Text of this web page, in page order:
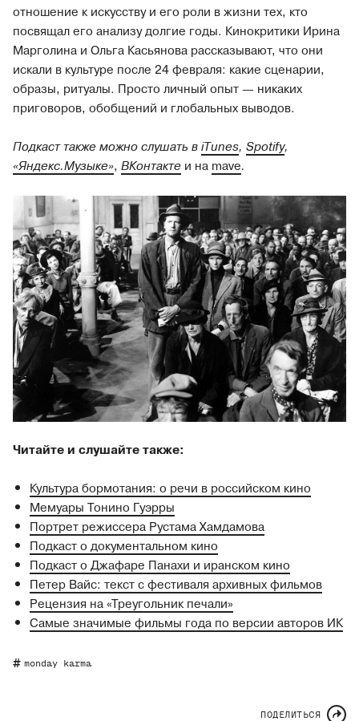
отношение к искусству и его роли в жизни тех, кто
посвящал его анализу долгие годы. Кинокритики Ирина
Марголина и Ольга Касьянова рассказывают, что они
искали в культуре после 24 февраля: какие сценарии,
образы, ритуалы. Просто личный опыт — никаких
приговоров, обобщений и глобальных выводов.
Подкаст также можно слушать вiTunes, Spotify,
«Яндекс.Музыке», ВКонтакте и на mave.
Читайте и слушайте также:
Культура бормотания: о речи в российском кино
Мемуары Тонино Гуэрры
Портрет режиссера Рустама Хамдамова
Подкаст о документальном кино
Подкаст о Джафаре Панахи и иранском кино
Петер Вайс: текст с фестиваля архивных фильмов
Рецензия на «Треугольник печали»
Самые значимые фильмы года по версии авторов ИК
monday karma
ПОДЕЛИТЬСЯ